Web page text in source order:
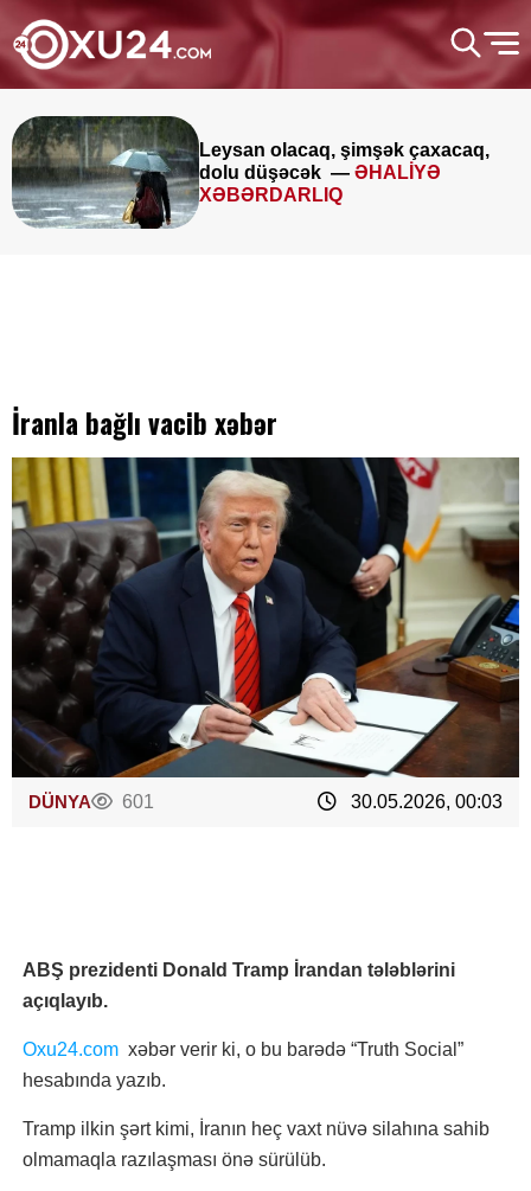
Leysan olacaq, şimşək çaxacaq,
dolu düşəcək — ƏHALİYƏ
XƏBƏRDARLIQ
İranla bağlı vacib xəbər
DÜNYA 601 30.05.2026, 00:03
ABŞ prezidenti Donald Tramp İrandan tələblərini
açıqlayıb.
Oxu24.com xəbər verir ki, o bu barədə “Truth Social”
hesabında yazıb.
Tramp ilkin şərt kimi, İranın heç vaxt nüvə silahına sahib
olmamaqla razılaşması önə sürülüb.